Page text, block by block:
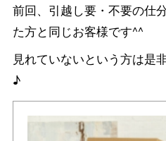
前回、引越し要・不要の仕
た方と同じお客様です^^
見れていないという方は是
♪